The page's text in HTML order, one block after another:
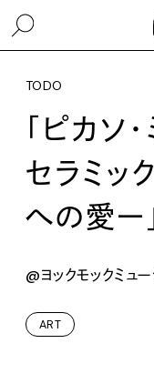
TODO
「ピカソ
セラミッ
への愛ー
@ヨックモックミュ
ART